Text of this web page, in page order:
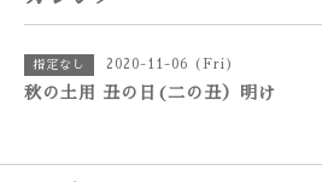
指定なし 2020-11-06 (Fri)
秋の土用 丑の日(二の丑）明け